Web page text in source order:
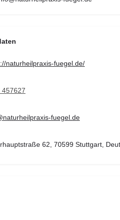
naturheilpraxis-fuegel.de/
457627
fuegel.de
62, 70599 Stuttgart,